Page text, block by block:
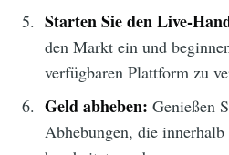
Starten Sie den Live-
den Markt ein und
verfügbaren Plattform zu
Geld abheben: Genießen
Abhebungen, die